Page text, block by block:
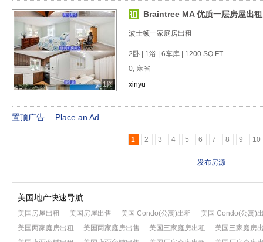
1图
Braintree MA 优质一层房屋出租
波士顿一家庭房出租
2卧 | 1浴 | 6车库 | 1200 SQ.FT.
0, 麻省
xinyu
置顶广告 Place an Ad
1 2 3 4 5 6 7 8 9 10
发布房源
美国地产快速导航
美国房屋出租 美国房屋出售 美国 Condo(公寓)出租
美国 Condo(公寓)
美国两家庭房出租
美国两家庭房出售 美国三家庭房出租
美国三家庭房